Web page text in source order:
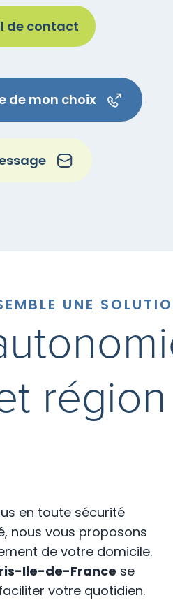
de contact
de mon choix
UNE
en toute sécurité
nous vous proposons
de votre domicile.
Ile-de-France se
votre quotidien.